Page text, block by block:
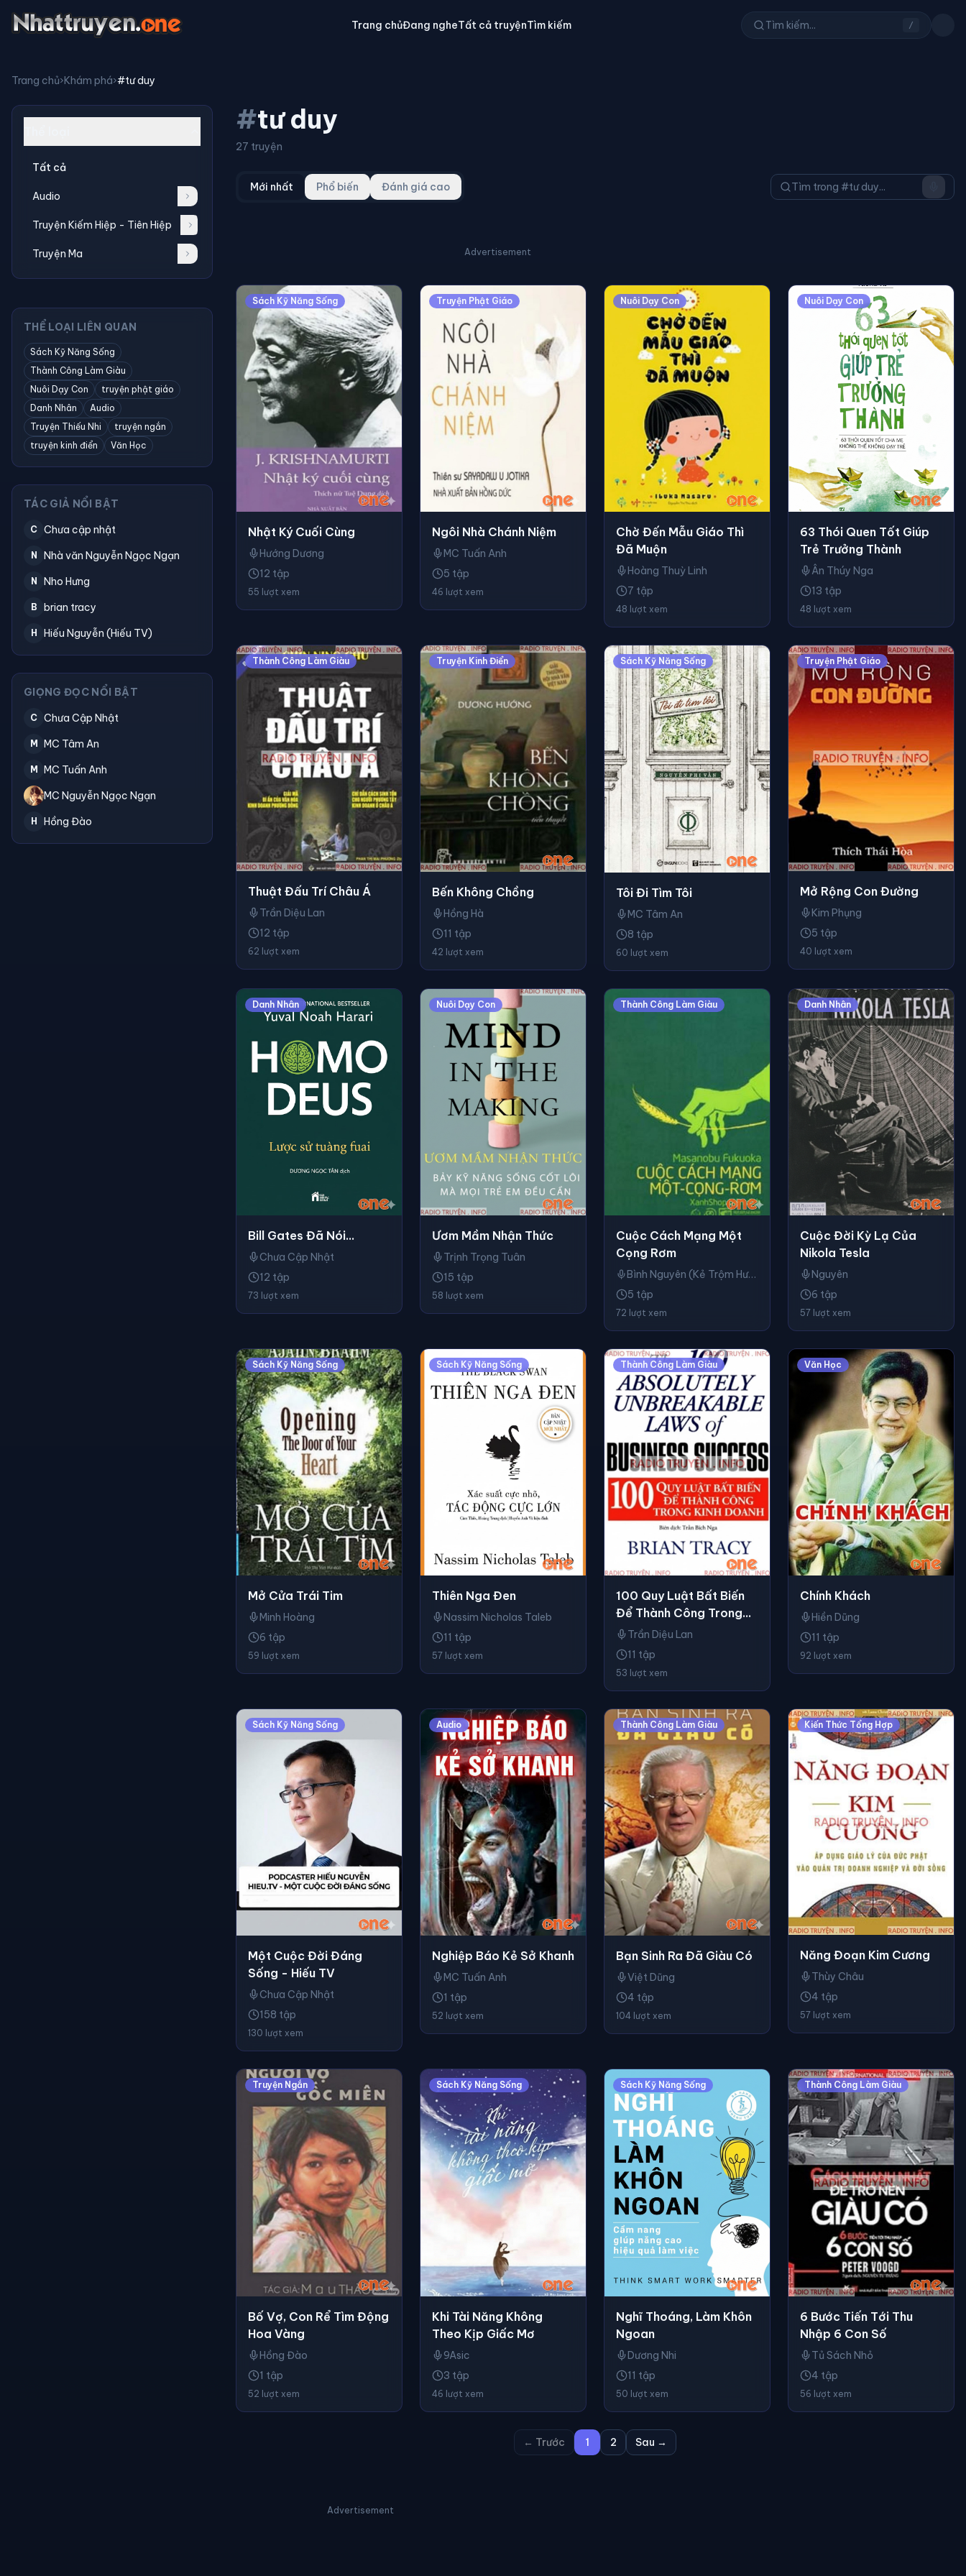
Trang chủĐang ngheTất cả truyệnTìm kiếm /
Trang chủ›Khám phá›#tư duy
Tất cả
Audio
Truyện Kiếm Hiệp - Tiên Hiệp
Truyện Ma
THỂ LOẠI LIÊN QUAN
Sách Kỹ Năng Sống
Thành Công Làm Giàu
Nuôi Dạy Con
truyện phật giáo
Danh Nhân
Audio
Truyện Thiếu Nhi
truyện ngắn
truyện kinh điển
Văn Học
TÁC GIẢ NỔI BẬT
C Chưa cập nhật
N Nhà văn Nguyễn Ngọc Ngạn
N Nho Hưng
B brian tracy
H Hiếu Nguyễn (Hiếu TV)
GIỌNG ĐỌC NỔI BẬT
C Chưa Cập Nhật
M MC Tâm An
M
MC Tuấn Anh
MC Nguyễn Ngọc Ngạn
H Hồng Đào
#tư duy
27 truyện
Mới nhất Phổ biến Đánh giá cao
Advertisement
Sách Kỹ Năng Sống
Nhật Ký Cuối Cùng
Hướng Dương
12 tập
55 lượt xem
Truyện Phật Giáo
Ngôi Nhà Chánh Niệm
MC Tuấn Anh
5 tập
46 lượt xem
Nuôi Dạy Con
Chờ Đến Mẫu Giáo Thì
Đã Muộn
Hoàng Thuỳ Linh
7 tập
48 lượt xem
Nuôi Dạy Con
63 Thói Quen Tốt Giúp
Trẻ Trưởng Thành
Ân Thúy Nga
13 tập
48 lượt xem
Thành Công Làm Giàu
Thuật Đấu Trí Châu Á
Trần Diệu Lan
12 tập
62 lượt xem
Truyện Kinh Điển
Bến Không Chồng
Hồng Hà
11 tập
42 lượt xem
Sách Kỹ Năng Sống
Tôi Đi Tìm Tôi
MC Tâm An
8 tập
60 lượt xem
Truyện Phật Giáo
Mở Rộng Con Đường
Kim Phụng
5 tập
40 lượt xem
Danh Nhân
Bill Gates Đã Nói...
Chưa Cập Nhật
12 tập
73 lượt xem
Nuôi Dạy Con
Ươm Mầm Nhận Thức
Trịnh Trọng Tuân
15 tập
58 lượt xem
Thành Công Làm Giàu
Cuộc Cách Mạng Một
Cọng Rơm
Bình Nguyên (Kẻ Trộm Hương)
5 tập
72 lượt xem
Danh Nhân
Cuộc Đời Kỳ Lạ Của
Nikola Tesla
Nguyên
6 tập
57 lượt xem
Sách Kỹ Năng Sống
Mở Cửa Trái Tim
Minh Hoàng
6 tập
59 lượt xem
Sách Kỹ Năng Sống
Thiên Nga Đen
Nassim Nicholas Taleb
11 tập
57 lượt xem
Thành Công Làm Giàu
100 Quy Luật Bất Biến
Để Thành Công Trong
Kinh Doanh
Trần Diệu Lan
11 tập
53 lượt xem
Văn Học
Chính Khách
Hiền Dũng
11 tập
92 lượt xem
Sách Kỹ Năng Sống
Một Cuộc Đời Đáng
Sống - Hiếu TV
Chưa Cập Nhật
158 tập
130 lượt xem
Audio
Nghiệp Báo Kẻ Sở Khanh
MC Tuấn Anh
1 tập
52 lượt xem
Thành Công Làm Giàu
Bạn Sinh Ra Đã Giàu Có
Việt Dũng
4 tập
104 lượt xem
Kiến Thức Tổng Hợp
Năng Đoạn Kim Cương
Thùy Châu
4 tập
57 lượt xem
Truyện Ngắn
Bố Vợ, Con Rể Tìm Động
Hoa Vàng
Hồng Đào
1 tập
52 lượt xem
Sách Kỹ Năng Sống
Khi Tài Năng Không
Theo Kịp Giấc Mơ
9Asic
3 tập
46 lượt xem
Sách Kỹ Năng Sống
Nghĩ Thoáng, Làm Khôn
Ngoan
Dương Nhi
11 tập
50 lượt xem
Thành Công Làm Giàu
6 Bước Tiến Tới Thu
Nhập 6 Con Số
Tủ Sách Nhỏ
4 tập
56 lượt xem
← Trước 1 2 Sau →
Advertisement